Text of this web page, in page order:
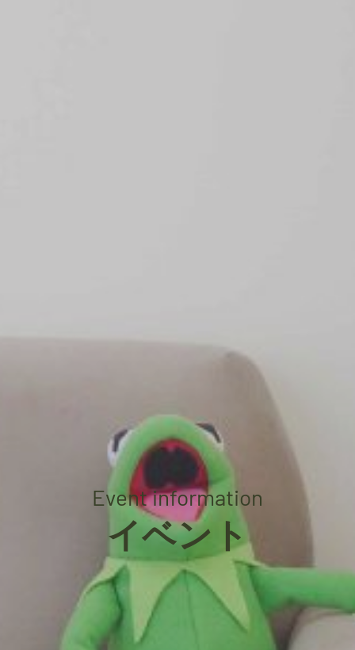
Event information
イベント